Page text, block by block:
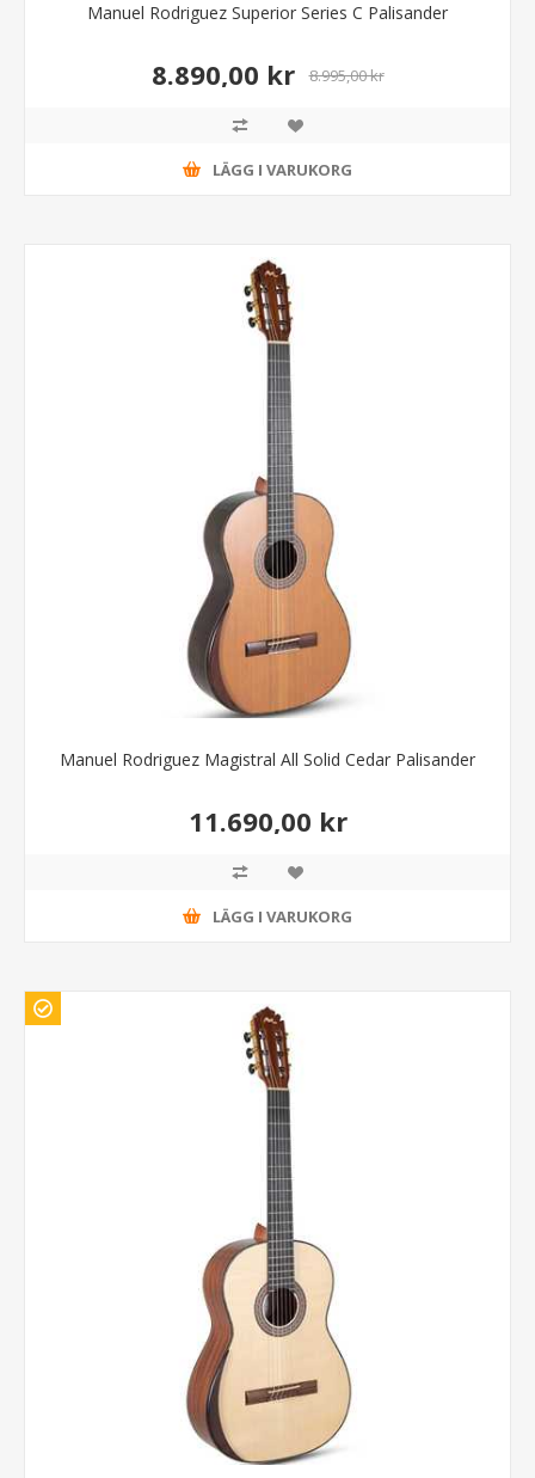
Manuel Rodriguez Superior Series C Palisander
8.890,00 kr 8.995,00 kr
LÄGG I VARUKORG
Manuel Rodriguez Magistral All Solid Cedar Palisander
11.690,00 kr
LÄGG I VARUKORG